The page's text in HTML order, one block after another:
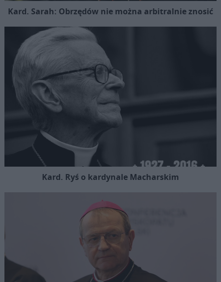
Kard. Sarah: Obrzędów nie można arbitralnie znosić
Kard. Ryś o kardynale Macharskim